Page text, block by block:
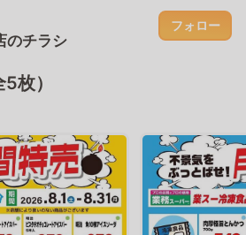
のチラシ
フォロー
枚）